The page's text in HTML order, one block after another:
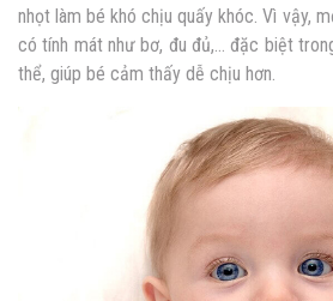
nhọt làm bé khó chịu quấy khóc. Vì vậy,
có tính mát như bơ, đu đủ,… đặc biệt
thể, giúp bé cảm thấy dễ chịu hơn.